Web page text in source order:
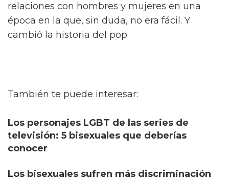
relaciones con hombres y mujeres en una
época en la que, sin duda, no era fácil. Y
cambió la historia del pop.
También te puede interesar:
Los personajes LGBT de las series de
televisión: 5 bisexuales que deberías
conocer
Los bisexuales sufren más discriminación